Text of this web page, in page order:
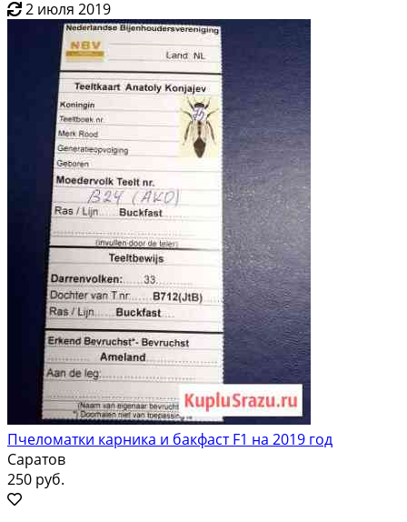
2 июля 2019
Пчеломатки карника и бакфаст F1 на 2019 год
Саратов
250 руб.